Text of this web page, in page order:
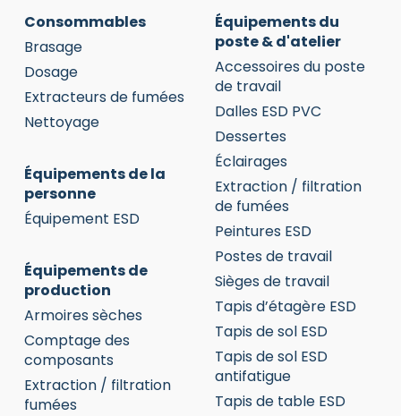
Consommables
Brasage
Dosage
Extracteurs de fumées
Nettoyage
Équipements de la
personne
Équipement ESD
Équipements de
production
Armoires sèches
Comptage des
composants
Extraction / filtration
fumées
Équipements du
poste & d'atelier
Accessoires du poste
de travail
Dalles ESD PVC
Dessertes
Éclairages
Extraction / filtration
de fumées
Peintures ESD
Postes de travail
Sièges de travail
Tapis d’étagère ESD
Tapis de sol ESD
Tapis de sol ESD
antifatigue
Tapis de table ESD